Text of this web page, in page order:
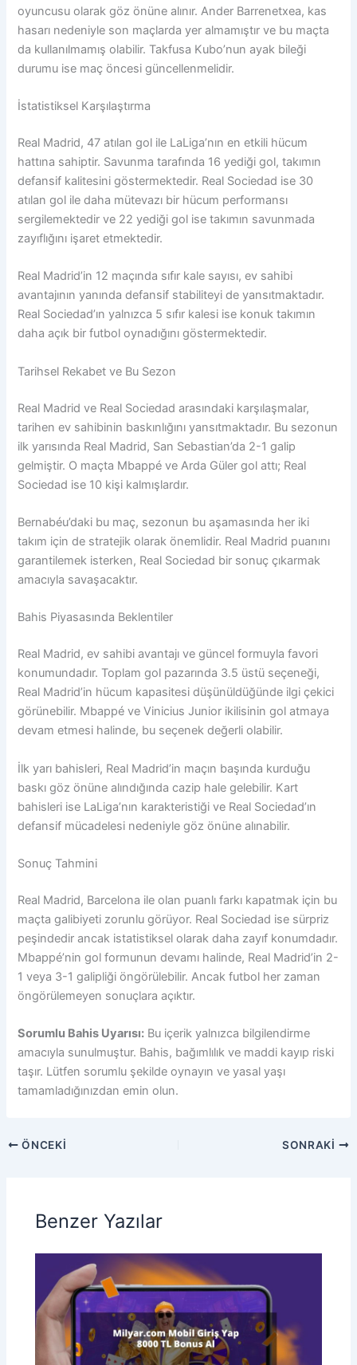
oyuncusu olarak göz önüne alınır. Ander Barrenetxea, kas
hasarı nedeniyle son maçlarda yer almamıştır ve bu maçta
da kullanılmamış olabilir. Takfusa Kubo’nun ayak bileği
durumu ise maç öncesi güncellenmelidir.
İstatistiksel Karşılaştırma
Real Madrid, 47 atılan gol ile LaLiga’nın en etkili hücum
hattına sahiptir. Savunma tarafında 16 yediği gol, takımın
defansif kalitesini göstermektedir. Real Sociedad ise 30
atılan gol ile daha mütevazı bir hücum performansı
sergilemektedir ve 22 yediği gol ise takımın savunmada
zayıflığını işaret etmektedir.
Real Madrid’in 12 maçında sıfır kale sayısı, ev sahibi
avantajının yanında defansif stabiliteyi de yansıtmaktadır.
Real Sociedad’ın yalnızca 5 sıfır kalesi ise konuk takımın
daha açık bir futbol oynadığını göstermektedir.
Tarihsel Rekabet ve Bu Sezon
Real Madrid ve Real Sociedad arasındaki karşılaşmalar,
tarihen ev sahibinin baskınlığını yansıtmaktadır. Bu sezonun
ilk yarısında Real Madrid, San Sebastian’da 2-1 galip
gelmiştir. O maçta Mbappé ve Arda Güler gol attı; Real
Sociedad ise 10 kişi kalmışlardır.
Bernabéu’daki bu maç, sezonun bu aşamasında her iki
takım için de stratejik olarak önemlidir. Real Madrid puanını
garantilemek isterken, Real Sociedad bir sonuç çıkarmak
amacıyla savaşacaktır.
Bahis Piyasasında Beklentiler
Real Madrid, ev sahibi avantajı ve güncel formuyla favori
konumundadır. Toplam gol pazarında 3.5 üstü seçeneği,
Real Madrid’in hücum kapasitesi düşünüldüğünde ilgi çekici
görünebilir. Mbappé ve Vinicius Junior ikilisinin gol atmaya
devam etmesi halinde, bu seçenek değerli olabilir.
İlk yarı bahisleri, Real Madrid’in maçın başında kurduğu
baskı göz önüne alındığında cazip hale gelebilir. Kart
bahisleri ise LaLiga’nın karakteristiği ve Real Sociedad’ın
defansif mücadelesi nedeniyle göz önüne alınabilir.
Sonuç Tahmini
Real Madrid, Barcelona ile olan puanlı farkı kapatmak için bu
maçta galibiyeti zorunlu görüyor. Real Sociedad ise sürpriz
peşindedir ancak istatistiksel olarak daha zayıf konumdadır.
Mbappé’nin gol formunun devamı halinde, Real Madrid’in 2-
1 veya 3-1 galipliği öngörülebilir. Ancak futbol her zaman
öngörülemeyen sonuçlara açıktır.
Sorumlu Bahis Uyarısı: Bu içerik yalnızca bilgilendirme
amacıyla sunulmuştur. Bahis, bağımlılık ve maddi kayıp riski
taşır. Lütfen sorumlu şekilde oynayın ve yasal yaşı
tamamladığınızdan emin olun.
ÖNCEKI SONRAKI
Benzer Yazılar